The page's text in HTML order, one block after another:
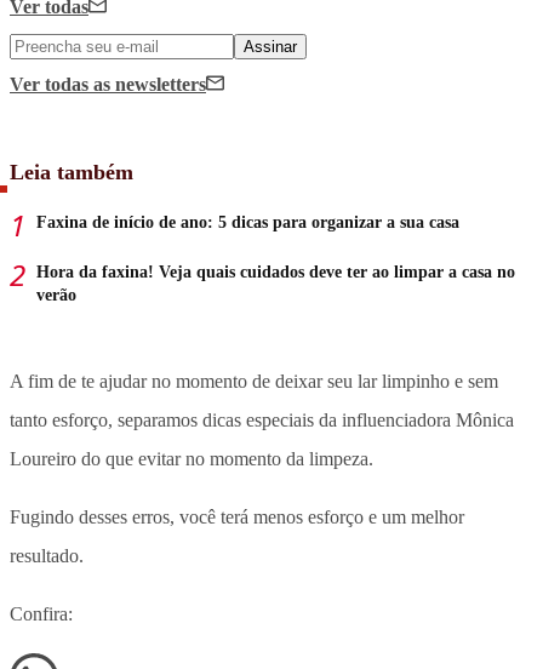
Ver todas
Assinar
Ver todas as newsletters
Leia também
Faxina de início de ano: 5 dicas para organizar a sua casa
Hora da faxina! Veja quais cuidados deve ter ao limpar a casa no
verão
A fim de te ajudar no momento de deixar seu lar limpinho e sem
tanto esforço, separamos dicas especiais da influenciadora Mônica
Loureiro do que evitar no momento da limpeza.
Fugindo desses erros, você terá menos esforço e um melhor
resultado.
Confira: